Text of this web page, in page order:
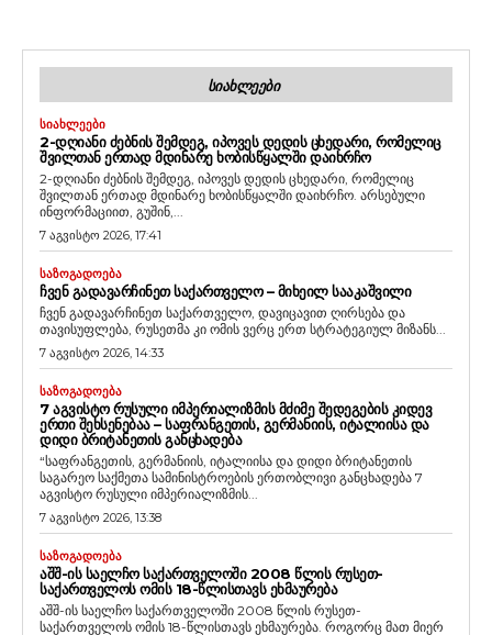
ᲡᲘᲐᲮᲚᲔᲔᲑᲘ
ᲡᲘᲐᲮᲚᲔᲔᲑᲘ
2-ᲓᲦᲘᲐᲜᲘ ᲫᲔᲑᲜᲘᲡ ᲨᲔᲛᲓᲔᲒ, ᲘᲞᲝᲕᲔᲡ ᲓᲔᲓᲘᲡ ᲪᲮᲔᲓᲐᲠᲘ, ᲠᲝᲛᲔᲚᲘᲪ
ᲨᲕᲘᲚᲗᲐᲜ ᲔᲠᲗᲐᲓ ᲛᲓᲘᲜᲐᲠᲔ ᲮᲝᲑᲘᲡᲬᲧᲐᲚᲨᲘ ᲓᲐᲘᲮᲠᲩᲝ
2-დღიანი ძებნის შემდეგ, იპოვეს დედის ცხედარი, რომელიც
შვილთან ერთად მდინარე ხობისწყალში დაიხრჩო. არსებული
ინფორმაციით, გუშინ,...
7 აგვისტო 2026, 17:41
ᲡᲐᲖᲝᲒᲐᲓᲝᲔᲑᲐ
ᲩᲕᲔᲜ ᲒᲐᲓᲐᲕᲐᲠᲩᲘᲜᲔᲗ ᲡᲐᲥᲐᲠᲗᲕᲔᲚᲝ – ᲛᲘᲮᲔᲘᲚ ᲡᲐᲐᲙᲐᲨᲕᲘᲚᲘ
ჩვენ გადავარჩინეთ საქართველო, დავიცავით ღირსება და
თავისუფლება, რუსეთმა კი ომის ვერც ერთ სტრატეგიულ მიზანს...
7 აგვისტო 2026, 14:33
ᲡᲐᲖᲝᲒᲐᲓᲝᲔᲑᲐ
7 ᲐᲒᲕᲘᲡᲢᲝ ᲠᲣᲡᲣᲚᲘ ᲘᲛᲞᲔᲠᲘᲐᲚᲘᲖᲛᲘᲡ ᲛᲫᲘᲛᲔ ᲨᲔᲓᲔᲒᲔᲑᲘᲡ ᲙᲘᲓᲔᲕ
ᲔᲠᲗᲘ ᲨᲔᲮᲡᲔᲜᲔᲑᲐᲐ – ᲡᲐᲤᲠᲐᲜᲒᲔᲗᲘᲡ, ᲒᲔᲠᲛᲐᲜᲘᲘᲡ, ᲘᲢᲐᲚᲘᲘᲡᲐ ᲓᲐ
ᲓᲘᲓᲘ ᲑᲠᲘᲢᲐᲜᲔᲗᲘᲡ ᲒᲐᲜᲪᲮᲐᲓᲔᲑᲐ
“საფრანგეთის, გერმანიის, იტალიისა და დიდი ბრიტანეთის
საგარეო საქმეთა სამინისტროების ერთობლივი განცხადება 7
აგვისტო რუსული იმპერიალიზმის...
7 აგვისტო 2026, 13:38
ᲡᲐᲖᲝᲒᲐᲓᲝᲔᲑᲐ
ᲐᲨᲨ-ᲘᲡ ᲡᲐᲔᲚᲩᲝ ᲡᲐᲥᲐᲠᲗᲕᲔᲚᲝᲨᲘ 2008 ᲬᲚᲘᲡ ᲠᲣᲡᲔᲗ-
ᲡᲐᲥᲐᲠᲗᲕᲔᲚᲝᲡ ᲝᲛᲘᲡ 18-ᲬᲚᲘᲡᲗᲐᲕᲡ ᲔᲮᲛᲐᲣᲠᲔᲑᲐ
აშშ-ის საელჩო საქართველოში 2008 წლის რუსეთ-
საქართველოს ომის 18-წლისთავს ეხმაურება. როგორც მათ მიერ